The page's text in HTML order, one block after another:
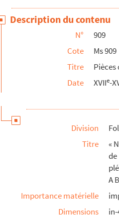
M
le prince de Condé prendra
contrats d'acquisition des maisons
ad favorem R. D.
etc. »
chanoine... jouissent après sa
compètent à ceux du chapitre
privilèges de l'archevêché et du
qui survinrent en 1661, dans le
revendiqués par le chapitre
villes de cette province avec les
: clergé, noblesse, gouvernement,
qui composaient, en dehors
qui composaient, en dehors des
Description du contenu
N°
909
Cote
Ms 909
Titre
Date
XVIIe-
Division
Titre
«
A
Importance matérielle
Dimensions